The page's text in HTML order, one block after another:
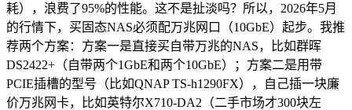
耗），浪费了95%的性能。这不是扯淡吗？所以，2026年5月
的行情下，买固态NAS必须配万兆网口（10GbE）起步。我推
荐两个方案：方案一是直接买自带万兆的NAS，比如群晖
DS2422+（自带两个1GbE和两个10GbE）；方案二是用带
PCIE插槽的型号（比如QNAP TS-h1290FX），自己插一块廉
价万兆网卡，比如英特尔X710-DA2（二手市场才300块左